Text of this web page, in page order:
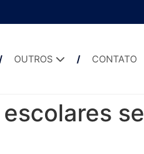
OUTROS CONTATO
se